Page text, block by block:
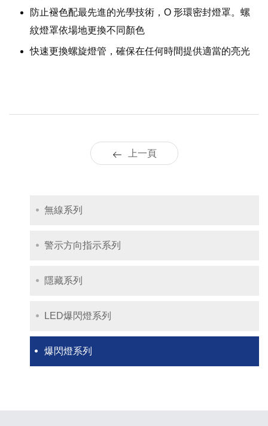
防止褪色配最先進的光學技術， O 形環密封燈罩。螺
紋燈罩依場地更換不同顏色
快速更換螺旋燈管，確保在任何時間提供適當的亮光
上一頁
無線系列
警示方向指示系列
隱藏系列
LED爆閃燈系列
爆閃燈系列